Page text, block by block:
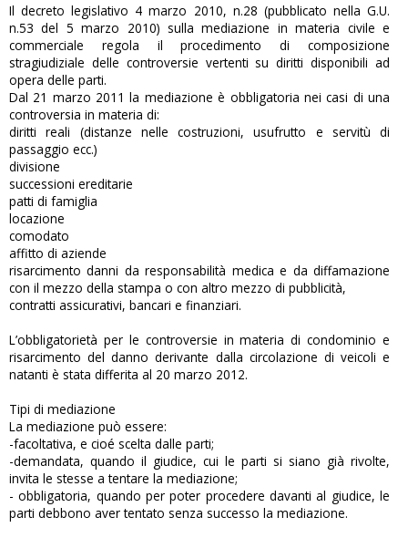
Il decreto legislativo 4 marzo 2010, n.28 (pubblicato nella G.U.
n.53 del 5 marzo 2010) sulla mediazione in materia civile e
commerciale regola il procedimento di composizione
stragiudiziale delle controversie vertenti su diritti disponibili ad
opera delle parti.
Dal 21 marzo 2011 la mediazione è obbligatoria nei casi di una
controversia in materia di:
diritti reali (distanze nelle costruzioni, usufrutto e servitù di
passaggio ecc.)
divisione
successioni ereditarie
patti di famiglia
locazione
comodato
affitto di aziende
risarcimento danni da responsabilità medica e da diffamazione
con il mezzo della stampa o con altro mezzo di pubblicità,
contratti assicurativi, bancari e finanziari.
L’obbligatorietà per le controversie in materia di condominio e
risarcimento del danno derivante dalla circolazione di veicoli e
natanti è stata differita al 20 marzo 2012.
Tipi di mediazione
La mediazione può essere:
-facoltativa, e cioé scelta dalle parti;
-demandata, quando il giudice, cui le parti si siano già rivolte,
invita le stesse a tentare la mediazione;
- obbligatoria, quando per poter procedere davanti al giudice, le
parti debbono aver tentato senza successo la mediazione.